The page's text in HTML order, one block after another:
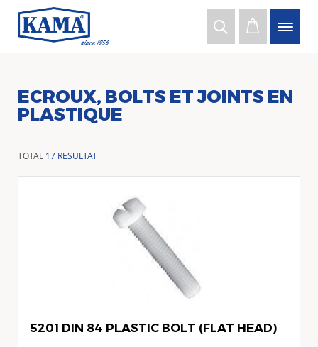
ECROUX, BOLTS ET JOINTS EN
PLASTIQUE
TOTAL 17 RESULTAT
5201 DIN 84 PLASTIC BOLT (FLAT HEAD)